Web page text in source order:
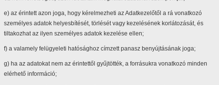
e) az érintett azon joga, hogy kérelmezheti az Adatkezelőtől a rá vonatkozó
személyes adatok helyesbítését, törlését vagy kezelésének korlátozását, és
tiltakozhat az ilyen személyes adatok kezelése ellen;
f) a valamely felügyeleti hatósághoz címzett panasz benyújtásának joga;
g) ha az adatokat nem az érintettől gyűjtötték, a forrásukra vonatkozó minden
elérhető információ;